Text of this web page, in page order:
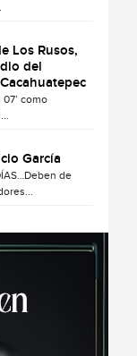
Los Rusos,
del
como
García
de